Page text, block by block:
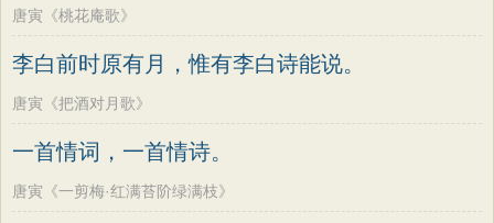
唐寅《桃花庵歌》
李白前时原有月，惟有李白诗能说。
唐寅《把酒对月歌》
一首情词，一首情诗。
唐寅《一剪梅·红满苔阶绿满枝》